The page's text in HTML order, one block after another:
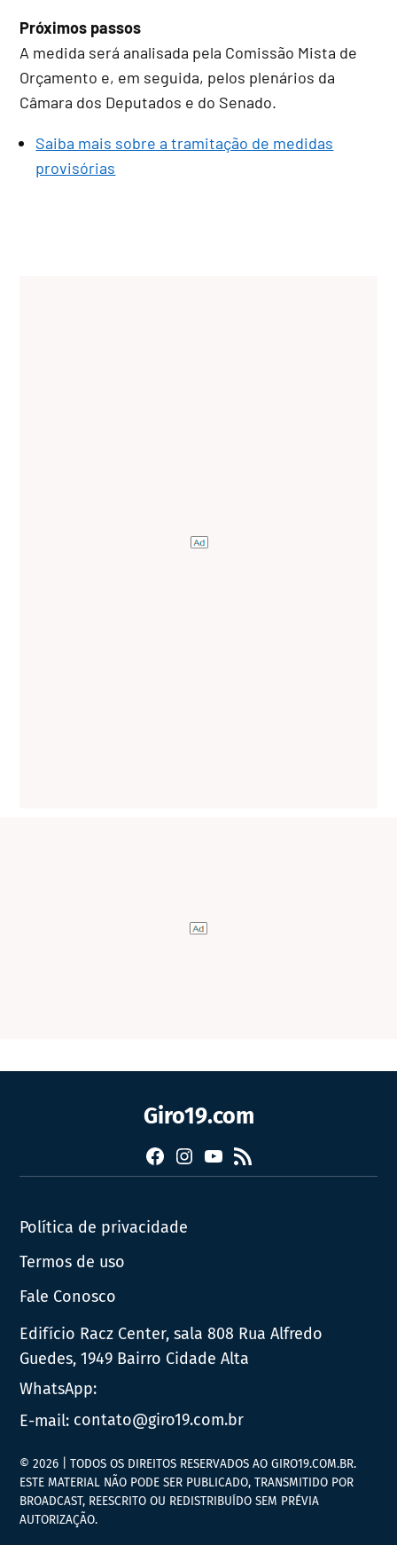
Próximos passos
A medida será analisada pela Comissão Mista de
Orçamento e, em seguida, pelos plenários da
Câmara dos Deputados e do Senado.
Saiba mais sobre a tramitação de medidas
provisórias
Giro19.com
FacebookInstagram
YouTube
RSS
Política de privacidade
Termos de uso
Fale Conosco
Edifício Racz Center, sala 808 Rua Alfredo
Guedes, 1949 Bairro Cidade Alta
WhatsApp:
E-mail: contato@giro19.com.br
© 2026 | TODOS OS DIREITOS RESERVADOS AO GIRO19.COM.BR.
ESTE MATERIAL NÃO PODE SER PUBLICADO, TRANSMITIDO POR
BROADCAST, REESCRITO OU REDISTRIBUÍDO SEM PRÉVIA
AUTORIZAÇÃO.